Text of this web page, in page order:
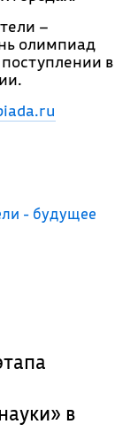
–
олимпиад
в
- будущее
в